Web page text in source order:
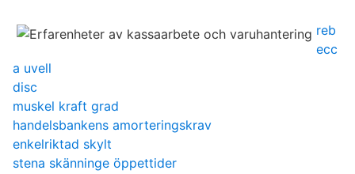
reb
ecc
a uvell
disc
muskel kraft grad
handelsbankens amorteringskrav
enkelriktad skylt
stena skänninge öppettider